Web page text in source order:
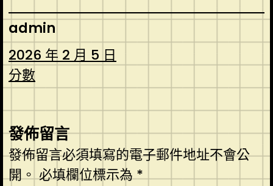
admin
2026 年 2 月 5 日
分數
發佈留言
發佈留言必須填寫的電子郵件地址不會公
開。必填欄位標示為*